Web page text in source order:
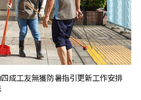
成工友無獲防暑指引更新工作安排